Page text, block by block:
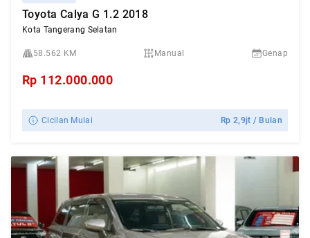
Toyota Calya G 1.2 2018
Kota Tangerang Selatan
58.562 KM Manual Genap
Rp 112.000.000
Cicilan Mulai Rp2,9jt / Bulan